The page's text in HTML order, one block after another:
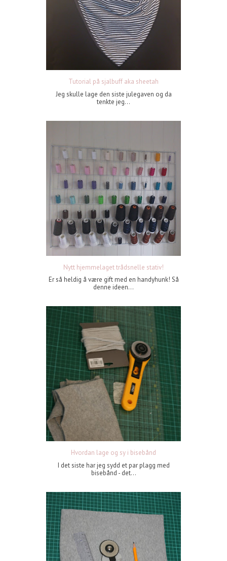
Tutorial på sjalbuff aka sheetah
Jeg skulle lage den siste julegaven og da
tenkte jeg...
Nytt hjemmelaget trådsnelle stativ!
Er så heldig å være gift med en handyhunk! Så
denne ideen...
Hvordan lage og sy i bisebånd
I det siste har jeg sydd et par plagg med
bisebånd - det...